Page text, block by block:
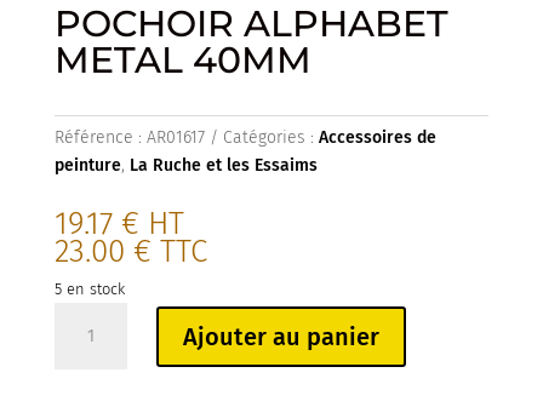
POCHOIR ALPHABET
METAL 40MM
Référence : AR01617 Catégories : Accessoires de
peinture, La Ruche et les Essaims
19.17 € HT
23.00 € TTC
5 en stock
Ajouter au panier